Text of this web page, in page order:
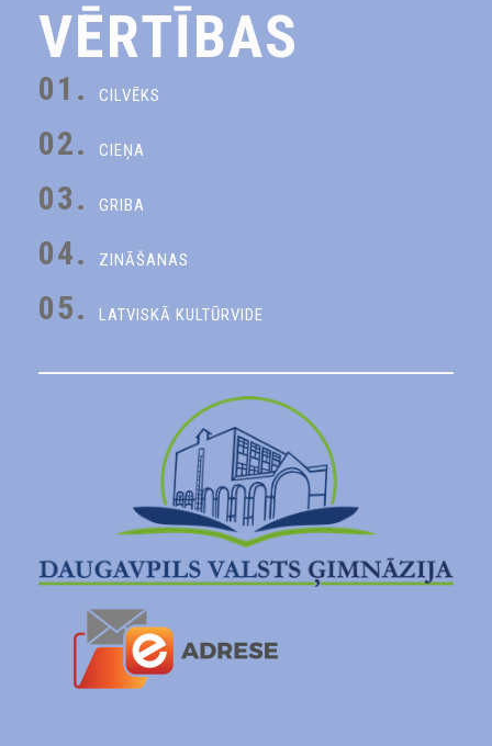
VĒRTĪBAS
01. CILVĒKS
02. CIEŅA
03. GRIBA
04. ZINĀŠANAS
05. LATVISKĀ KULTŪRVIDE